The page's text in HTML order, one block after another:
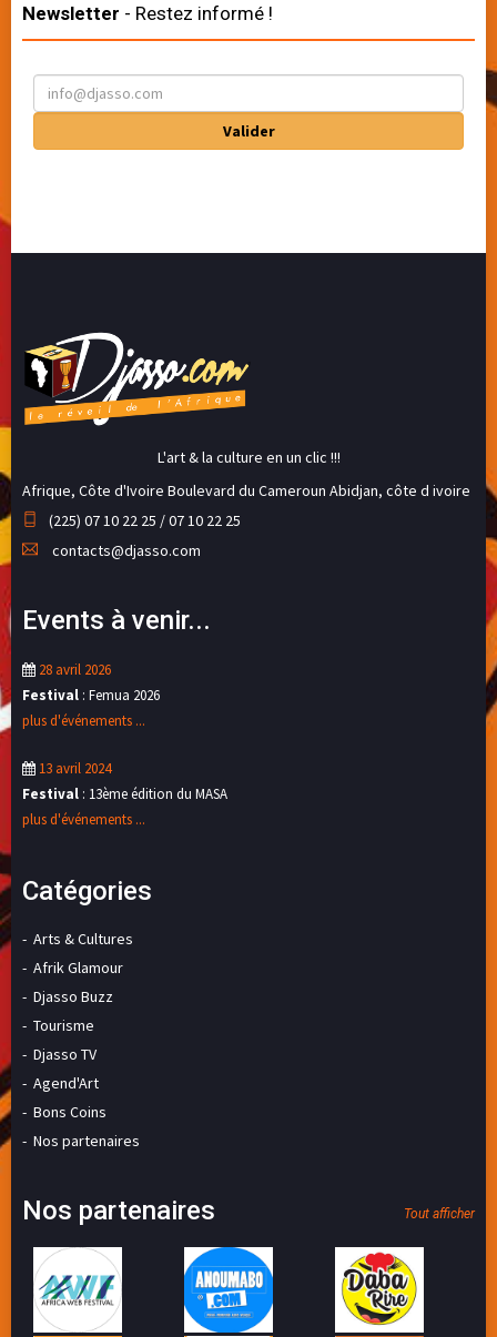
Newsletter - Restez informé !
L'art & la culture en un clic !!!
Afrique, Côte d'Ivoire Boulevard du Cameroun Abidjan, côte d ivoire
(225) 07 10 22 25 / 07 10 22 25
contacts@djasso.com
Events à venir...
28 avril 2026
Festival : Femua 2026
plus d'événements ...
13 avril 2024
Festival : 13ème édition du MASA
plus d'événements ...
Catégories
Arts & Cultures
Afrik Glamour
Djasso Buzz
Tourisme
Djasso TV
Agend'Art
Bons Coins
Nos partenaires
Nos partenaires Tout afficher